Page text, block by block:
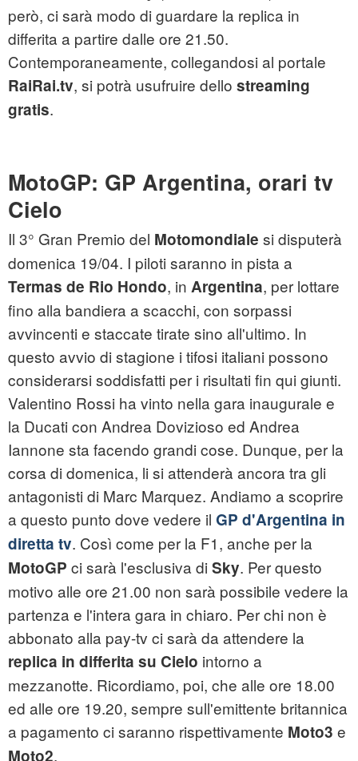
però, ci sarà modo di guardare la replica in
differita a partire dalle ore 21.50.
Contemporaneamente, collegandosi al portale
RaiRai.tv, si potrà usufruire dello streaming
gratis.
MotoGP: GP Argentina, orari tv
Cielo
Il 3° Gran Premio del Motomondiale si disputerà
domenica 19/04. I piloti saranno in pista a
Termas de Rio Hondo, in Argentina, per lottare
fino alla bandiera a scacchi, con sorpassi
avvincenti e staccate tirate sino all'ultimo. In
questo avvio di stagione i tifosi italiani possono
considerarsi soddisfatti per i risultati fin qui giunti.
Valentino Rossi ha vinto nella gara inaugurale e
la Ducati con Andrea Dovizioso ed Andrea
Iannone sta facendo grandi cose. Dunque, per la
corsa di domenica, li si attenderà ancora tra gli
antagonisti di Marc Marquez. Andiamo a scoprire
a questo punto dove vedere il GP d'Argentina in
diretta tv. Così come per la F1, anche per la
MotoGP ci sarà l'esclusiva di Sky. Per questo
motivo alle ore 21.00 non sarà possibile vedere la
partenza e l'intera gara in chiaro. Per chi non è
abbonato alla pay-tv ci sarà da attendere la
replica in differita su Cielo intorno a
mezzanotte. Ricordiamo, poi, che alle ore 18.00
ed alle ore 19.20, sempre sull'emittente britannica
a pagamento ci saranno rispettivamente Moto3 e
Moto2.